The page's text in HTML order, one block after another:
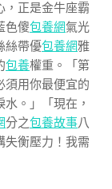
，正是金牛座霸
色傻包養網氣光
絲帶優包養網雅
包養權重。「第
須用你最便宜的
。」「現在，
分之包養故事八
失衡壓力！我需